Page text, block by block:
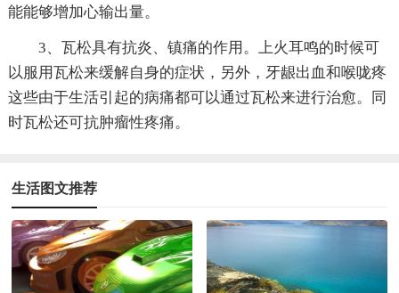
能能够增加心输出量。
3、瓦松具有抗炎、镇痛的作用。上火耳鸣的时候可
以服用瓦松来缓解自身的症状，另外，牙龈出血和喉咙疼
这些由于生活引起的病痛都可以通过瓦松来进行治愈。同
时瓦松还可抗肿瘤性疼痛。
生活图文推荐